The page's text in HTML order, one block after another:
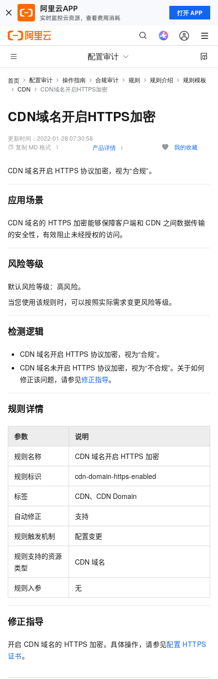
打开 APP
配置审计
首页 配置审计 操作指南 合规审计 规则 规则介绍
规则模板
CDN
CDN域名开启HTTPS加密
CDN域名开启HTTPS加密
更新时间： 2022-01-28 07:30:58
复制 MD 格式
产品详情 我的收藏
CDN 域名开启 HTTPS 协议加密，视为“合规”。
应用场景
CDN 域名的 HTTPS 加密能够保障客户端和 CDN 之间数据传输
的安全性，有效阻止未经授权的访问。
风险等级
默认风险等级：高风险。
当您使用该规则时，可以按照实际需求变更风险等级。
检测逻辑
CDN 域名开启 HTTPS 协议加密，视为“合规”。
CDN 域名未开启 HTTPS 协议加密，视为“不合规”。关于如何
修正该问题，请参见修正指导。
规则详情
参数 说明
规则名称 CDN 域名开启 HTTPS 加密
规则标识 cdn-domain-https-enabled
标签 CDN、CDN Domain
自动修正 支持
规则触发机制 配置变更
规则支持的资源
类型
CDN 域名
规则入参 无
修正指导
开启 CDN 域名的 HTTPS 加密。具体操作，请参见配置 HTTPS
证书。